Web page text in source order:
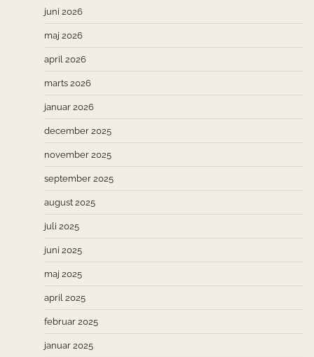
juni 2026
maj 2026
april 2026
marts 2026
januar 2026
december 2025
november 2025
september 2025
august 2025
juli 2025
juni 2025
maj 2025
april 2025
februar 2025
januar 2025